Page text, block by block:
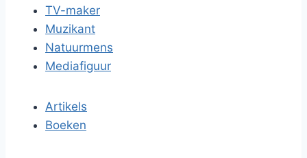
TV-maker
Muzikant
Natuurmens
Mediafiguur
Artikels
Boeken